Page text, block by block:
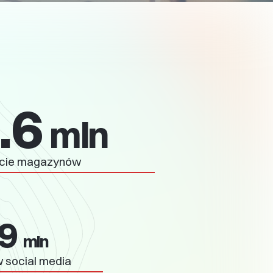
mln
magazynów
mln
social media